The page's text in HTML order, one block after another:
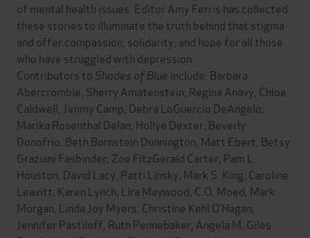
of mental health issues. Editor Amy Ferris has collected
these stories to illuminate the truth behind that stigma
and offer compassion, solidarity, and hope for all those
who have struggled with depression.
Contributors to Shades of Blue include: Barbara
Abercrombie, Sherry Amatenstein, Regina Anavy, Chloe
Caldwell, Jimmy Camp, Debra LoGuercio DeAngelo,
Marika Rosenthal Delan, Hollye Dexter, Beverly
Donofrio, Beth Bornstein Dunnington, Matt Ebert, Betsy
Graziani Fasbinder, Zoe FitzGerald Carter, Pam L.
Houston, David Lacy, Patti Linsky, Mark S. King, Caroline
Leavitt, Karen Lynch, Lira Maywood, C.O. Moed, Mark
Morgan, Linda Joy Myers, Christine Kehl O’Hagan,
Jennifer Pastiloff, Ruth Pennebaker, Angela M. Giles